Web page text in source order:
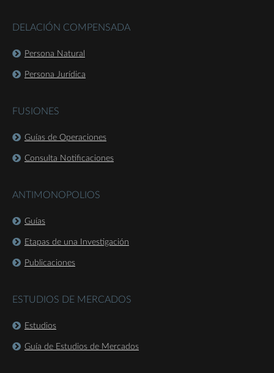
DELACIÓN COMPENSADA
Persona Natural
Persona Jurídica
FUSIONES
Guías de Operaciones
Consulta Notificaciones
ANTIMONOPOLIOS
Guías
Etapas de una Investigación
Publicaciones
ESTUDIOS DE MERCADOS
Estudios
Guía de Estudios de Mercados